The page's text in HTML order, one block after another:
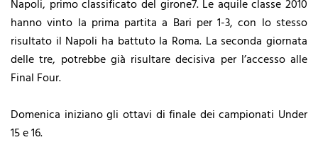
Napoli, primo classificato del girone7. Le aquile classe 2010
hanno vinto la prima partita a Bari per 1-3, con lo stesso
risultato il Napoli ha battuto la Roma. La seconda giornata
delle tre, potrebbe già risultare decisiva per l’accesso alle
Final Four.
Domenica iniziano gli ottavi di finale dei campionati Under
15 e 16.